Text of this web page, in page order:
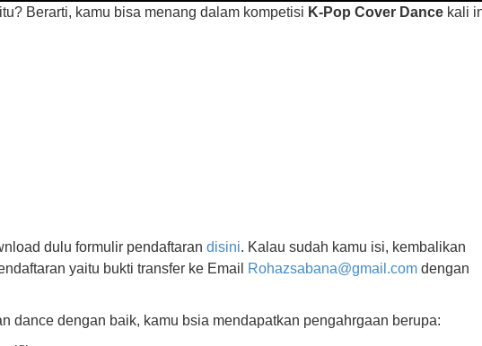
Berarti, kamu bisa menang dalam kompetisi K-Pop Cover Dance kali
dulu formulir pendaftaran disini. Kalau sudah kamu isi, kembalikan
yaitu bukti transfer ke Email
Rohazsabana@gmail.com dengan
dance dengan baik, kamu bsia mendapatkan pengahrgaan berupa: